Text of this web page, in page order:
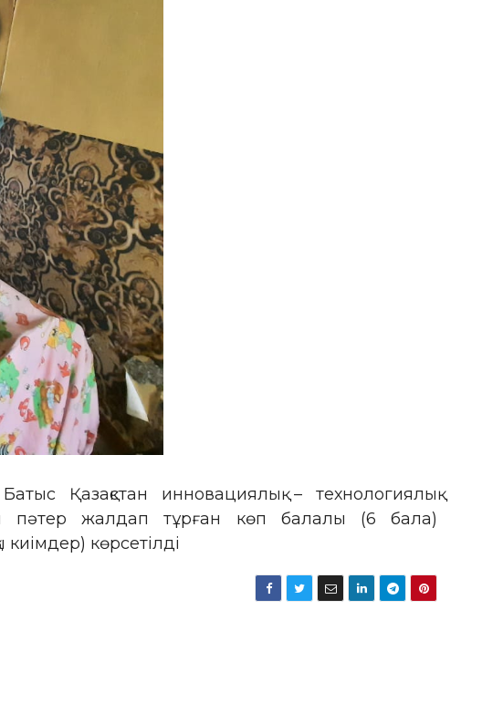
Қазақстан инновациялық – технологиялық
пәтер жалдап тұрған көп балалы (6 бала)
көрсетілді